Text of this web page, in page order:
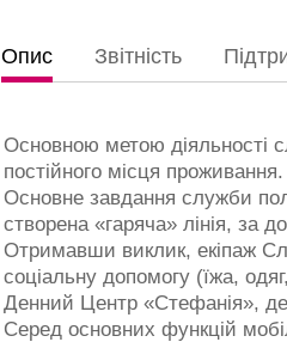
Опис Звітність
Основною метою діяльності
постійного місця проживання.
Основне завдання служби
створена «гаряча» лінія,
Отримавши виклик, екіпаж
соціальну допомогу (їжа,
Денний Центр «Стефанія»,
Серед основних функцій